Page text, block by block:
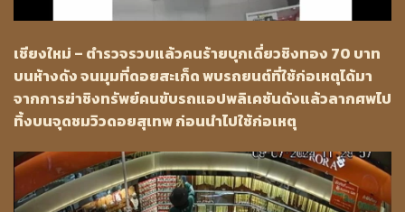
เชียงใหม่ – ตำรวจรวบแล้วคนร้ายบุกเดี่ยวชิงทอง 70 บาท
บนห้างดัง จนมุมที่ดอยสะเก็ด พบรถยนต์ที่ใช้ก่อเหตุได้มา
จากการฆ่าชิงทรัพย์คนขับรถแอปพลิเคชันดังแล้วลากศพไป
ทิ้งบนจุดชมวิวดอยสุเทพ ก่อนนำไปใช้ก่อเหตุ